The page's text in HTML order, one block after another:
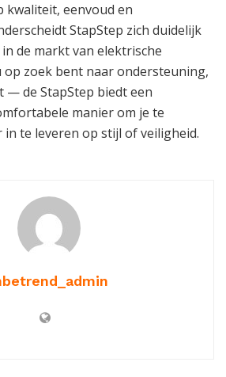
kwaliteit, eenvoud en
StapStep zich duidelijk
de markt van elektrische
op zoek bent naar ondersteuning,
— de StapStep biedt een
manier om je te
te leveren op stijl of veiligheid.